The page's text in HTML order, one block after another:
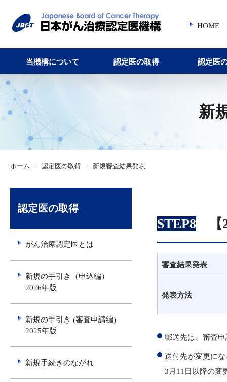
HOME
当機構について 認定医の取得 認定医
新
ホーム > 認定医の取得 > 新規審査結果発表
STEP8 【
審査結果発表
発表方法
郵送先は、審査
送付先が変更に
3月11日以降の変
認定医の取得
がん治療認定医とは
新規の手引き（申込編）
2026年版
新規の手引き (審査申請編)
2025年版
新規手続きのながれ